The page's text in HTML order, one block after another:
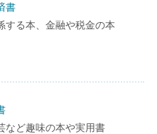
書
する本、金融や税金の本
など趣味の本や実用書